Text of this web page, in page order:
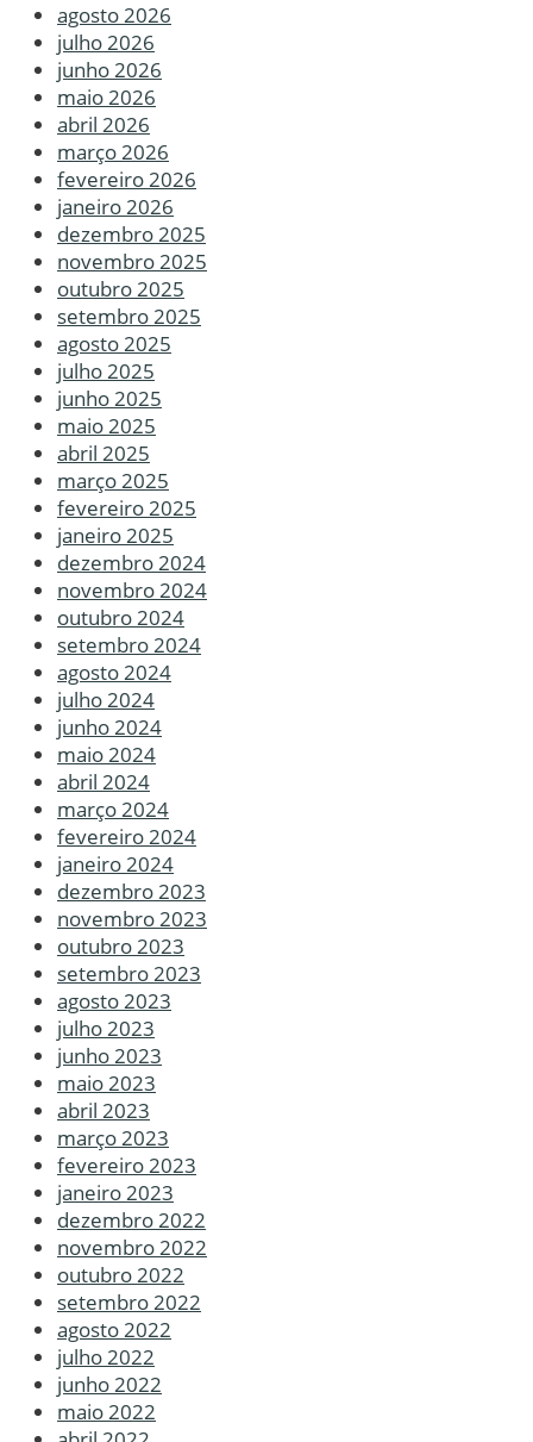
agosto 2026
julho 2026
junho 2026
maio 2026
abril 2026
março 2026
fevereiro 2026
janeiro 2026
dezembro 2025
novembro 2025
outubro 2025
setembro 2025
agosto 2025
julho 2025
junho 2025
maio 2025
abril 2025
março 2025
fevereiro 2025
janeiro 2025
dezembro 2024
novembro 2024
outubro 2024
setembro 2024
agosto 2024
julho 2024
junho 2024
maio 2024
abril 2024
março 2024
fevereiro 2024
janeiro 2024
dezembro 2023
novembro 2023
outubro 2023
setembro 2023
agosto 2023
julho 2023
junho 2023
maio 2023
abril 2023
março 2023
fevereiro 2023
janeiro 2023
dezembro 2022
novembro 2022
outubro 2022
setembro 2022
agosto 2022
julho 2022
junho 2022
maio 2022